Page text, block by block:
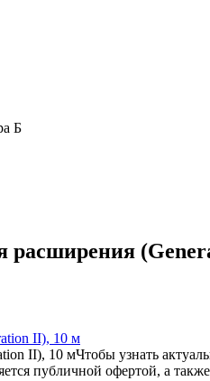
Б
расширения
II), 10 м
II), 10 мЧтобы узнать
публичной офертой, а